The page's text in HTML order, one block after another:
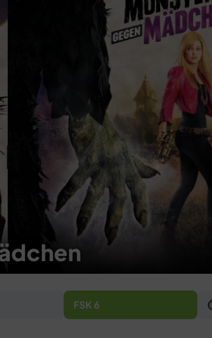
FSK 6